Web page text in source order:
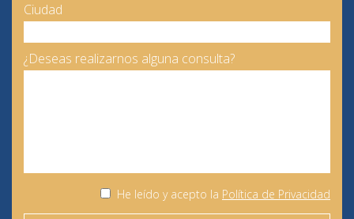
Ciudad
¿Deseas realizarnos alguna consulta?
He leído y acepto la Política de Privacidad